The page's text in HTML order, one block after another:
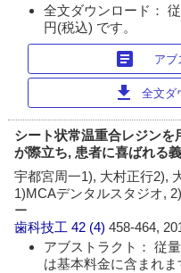
全文ダウンロード：
円(税込) です。
article アブ
download 全文ダ
シート状常温重合レジン
が際立ち, 患者に喜ばれる
宇都宮周一1), 大村正行2),
1)MCAデンタルスタジオ,
ー
歯科技工 42 (4)458-464,
アブストラクト： 従
は基本料金に含まれま